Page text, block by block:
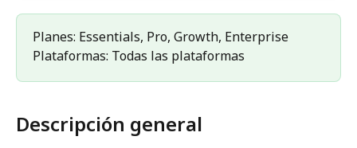
Planes: Essentials, Pro, Growth, Enterprise
Plataformas: Todas las plataformas
Descripción general